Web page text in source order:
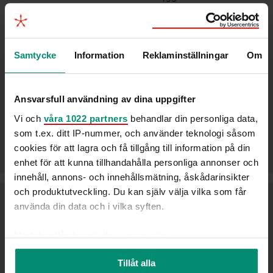
Samtycke Information Reklaminställningar Om
Ansvarsfull användning av dina uppgifter
Vi och våra 1022 partners behandlar din personliga data,
som t.ex. ditt IP-nummer, och använder teknologi såsom
cookies för att lagra och få tillgång till information på din
enhet för att kunna tillhandahålla personliga annonser och
innehåll, annons- och innehållsmätning, åskådarinsikter
och produktutveckling. Du kan själv välja vilka som får
använda din data och i vilka syften.
Med din tillåtelse skulle vi även vilja:
som kan ha en noggrannhet på upp till flera meter
Tillåt alla
kampanjledning med spets inom intern- och
förändringskommunikation. Hon har en bevisad förmåga att
ofta med fokus på employer branding och event. En stark
relationsbyggare som säkerställer samordning och
Tillgänglig för uppdrag inom : Marknads- och
kommunikationsledning, varumärkesbyggande,
förändringskommunikation samt employer branding.
Strategisk projekt- och
global erfarenhet